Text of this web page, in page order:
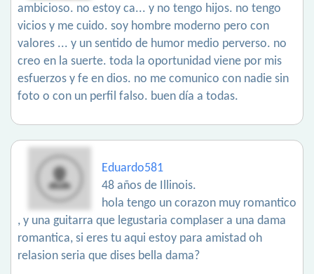
ambicioso. no estoy ca... y no tengo hijos. no tengo
vicios y me cuido. soy hombre moderno pero con
valores ... y un sentido de humor medio perverso. no
creo en la suerte. toda la oportunidad viene por mis
esfuerzos y fe en dios. no me comunico con nadie sin
foto o con un perfil falso. buen día a todas.
Eduardo581
48 años de Illinois.
hola tengo un corazon muy romantico
, y una guitarra que legustaria complaser a una dama
romantica, si eres tu aqui estoy para amistad oh
relasion seria que dises bella dama?